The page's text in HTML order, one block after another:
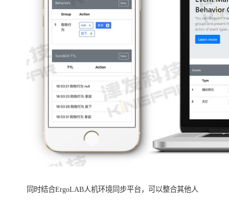
同时结合ErgoLAB人机环境同步平台，可以整合其他人